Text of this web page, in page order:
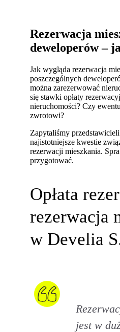
Rezerwacja
deweloperów –
Jak wygląda rezerwacja
poszczególnych
można zarezerwować
się stawki opłaty
nieruchomości? Czy
zwrotowi?
Zapytaliśmy
najistotniejsze kwestie
rezerwacji mieszkania.
przygotować.
Opłata
rezerwacja
w Develia
jest w